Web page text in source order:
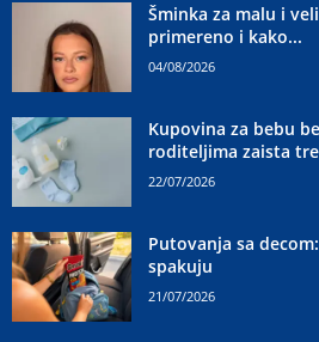
Šminka za malu i
primereno i kako...
04/08/2026
Kupovina za bebu
roditeljima zaista
22/07/2026
Putovanja sa
spakuju
21/07/2026